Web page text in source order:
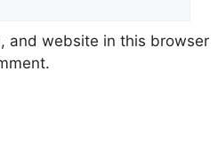
and website in this browser